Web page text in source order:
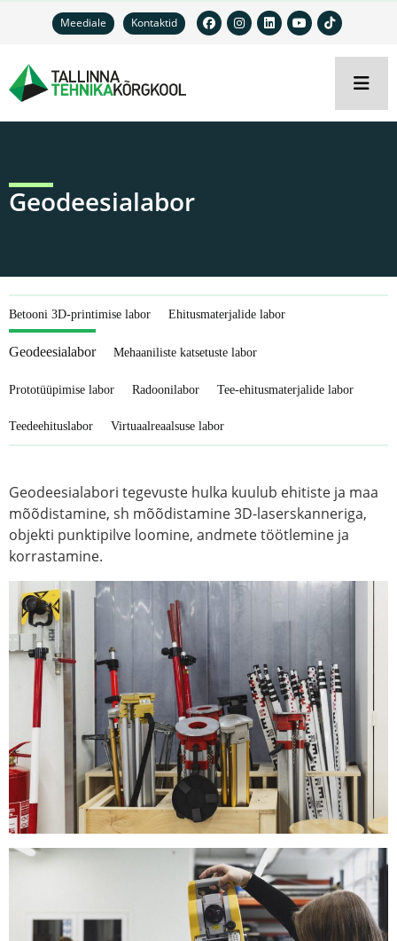
Meediale Kontaktid
Geodeesialabor
Betooni 3D-printimise labor Ehitusmaterjalide labor
Geodeesialabor Mehaaniliste katsetuste labor
Prototüüpimise labor Radoonilabor Tee-ehitusmaterjalide labor
Teedeehituslabor Virtuaalreaalsuse labor
Geodeesialabori tegevuste hulka kuulub ehitiste ja maa
mõõdistamine, sh mõõdistamine 3D-laserskanneriga,
objekti punktipilve loomine, andmete töötlemine ja
korrastamine.